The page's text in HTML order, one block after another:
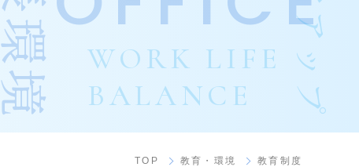
WORK LIFE
BALANCE
TOP 教育・環境 教育制度